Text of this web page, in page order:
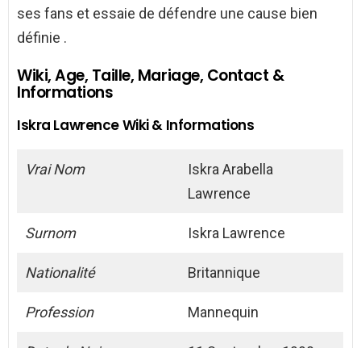
ses fans et essaie de défendre une cause bien
définie .
Wiki, Age, Taille, Mariage, Contact &
Informations
Iskra Lawrence Wiki & Informations
Vrai Nom
Iskra Arabella
Lawrence
Surnom Iskra Lawrence
Nationalité Britannique
Profession Mannequin